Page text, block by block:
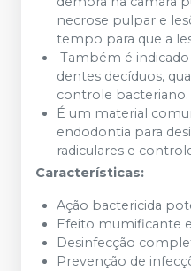
necrose pulpar e
tempo para que a
Também é
dentes decíduos,
controle bacteriano.
É um material
endodontia para
radiculares e
Características:
Ação bactericida
Efeito mumificante
Desinfecção
Prevenção de